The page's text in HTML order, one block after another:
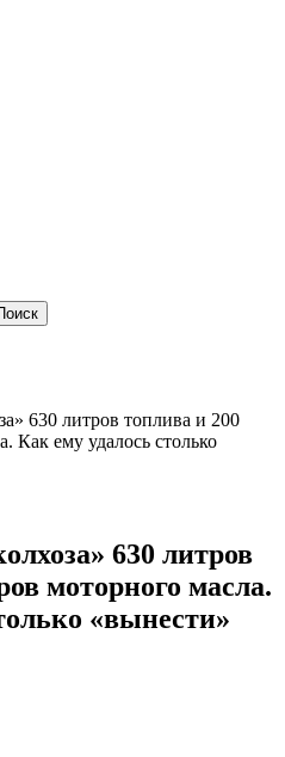
630 литров топлива и 200
Как ему удалось столько
630 литров
моторного масла.
«вынести»